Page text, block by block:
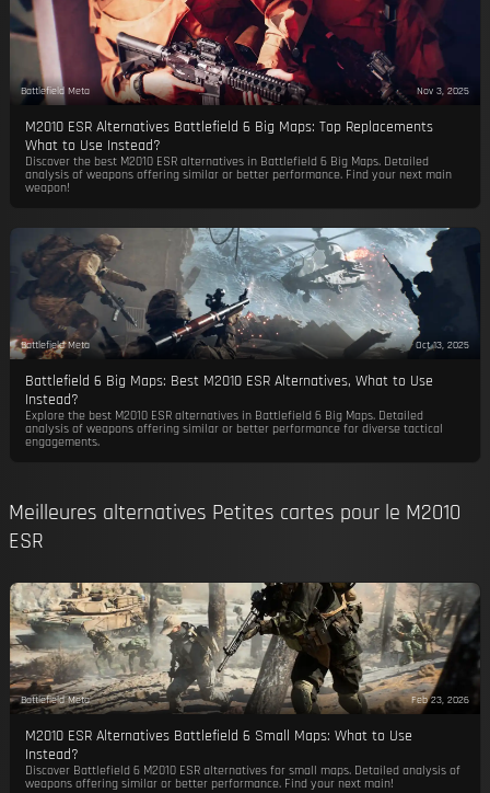
Battlefield Meta Nov 3, 2025
M2010 ESR Alternatives Battlefield 6 Big Maps: Top Replacements
What to Use Instead?
Discover the best M2010 ESR alternatives in Battlefield 6 Big Maps. Detailed
analysis of weapons offering similar or better performance. Find your next main
weapon!
Battlefield Meta Oct 13, 2025
Battlefield 6 Big Maps: Best M2010 ESR Alternatives, What to Use
Instead?
Explore the best M2010 ESR alternatives in Battlefield 6 Big Maps. Detailed
analysis of weapons offering similar or better performance for diverse tactical
engagements.
Meilleures alternatives Petites cartes pour le M2010
ESR
Battlefield Meta Feb 23, 2026
M2010 ESR Alternatives Battlefield 6 Small Maps: What to Use
Instead?
Discover Battlefield 6 M2010 ESR alternatives for small maps. Detailed analysis of
weapons offering similar or better performance. Find your next main!